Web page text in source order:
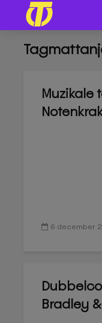
Muzikale
6 december
Bradley